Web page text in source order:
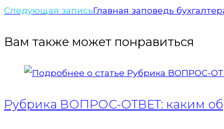
Следующая записьГлавная заповедь
Вам также может понравиться
Рубрика ВОПРОС-ОТВЕТ: каким